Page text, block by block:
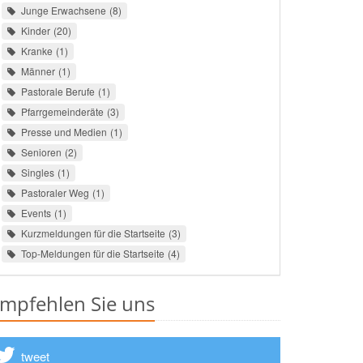
Junge Erwachsene 8
Kinder 20
Kranke 1
Männer 1
Pastorale Berufe 1
Pfarrgemeinderäte 3
Presse und Medien 1
Senioren 2
Singles 1
Pastoraler Weg 1
Events 1
Kurzmeldungen für die Startseite 3
Top-Meldungen für die Startseite 4
Sie uns
tweet